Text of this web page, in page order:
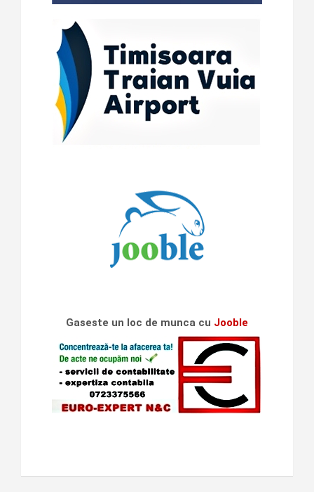
Gaseste un loc de munca cu Jooble